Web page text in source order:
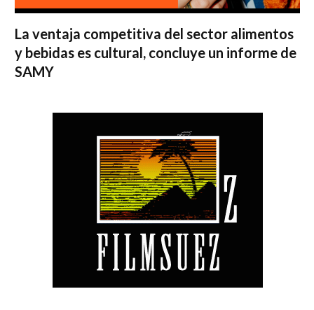
La ventaja competitiva del sector alimentos
y bebidas es cultural, concluye un informe de
SAMY